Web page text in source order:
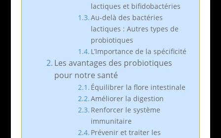
lactiques et bifidobactéries
Au-delà des bactéries
lactiques : Autres types de
probiotiques
L’Importance de la spécificité
Les avantages des probiotiques
pour notre santé
Équilibrer la flore intestinale
Améliorer la digestion
Renforcer le système
immunitaire
Prévenir et traiter les